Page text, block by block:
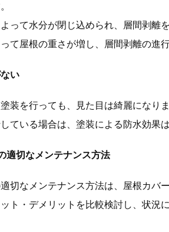
って水分が閉じ込められ、層間剥離
て屋根の重さが増し、層間剥離の進
い
装を行っても、見た目は綺麗になり
ている場合は、塗装による防水効果
適切なメンテナンス方法
切なメンテナンス方法は、屋根カバ
ト・デメリットを比較検討し、状況